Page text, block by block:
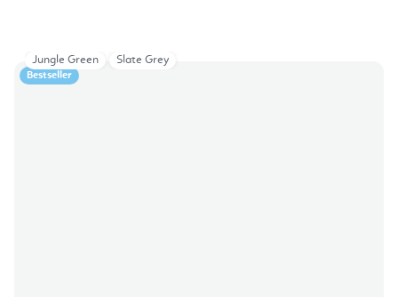
Bestseller
Jungle Green Slate Grey